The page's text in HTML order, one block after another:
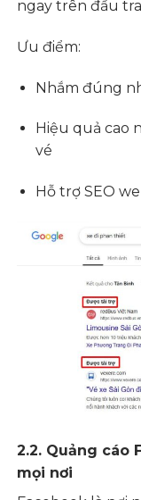
ngay trên đầu
Ưu điểm:
Nhắm đúng
Hiệu quả cao
vé
Hỗ trợSEO
2.2. Quảng cáo
mọi nơi